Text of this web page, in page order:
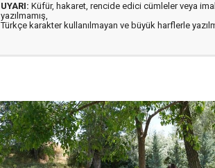
UYARI: Küfür, hakaret, rencide edici cümleler veya
yazılmamış,
Türkçe karakter kullanılmayan ve büyük harflerle